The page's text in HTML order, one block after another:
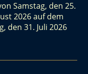
Samstag, den 25.
2026 auf dem
den 31. Juli 2026